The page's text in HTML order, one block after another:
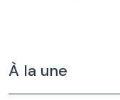
À la une